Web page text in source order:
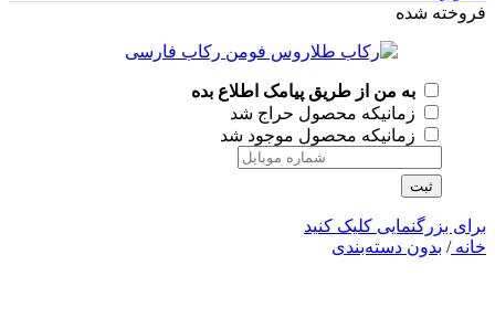
فروخته شده
به من از طریق پیامک اطلاع بده
زمانیکه محصول حراج شد
زمانیکه محصول موجود شد
ثبت
برای بزرگنمایی کلیک کنید
خانه/ بدون دسته‌بندی